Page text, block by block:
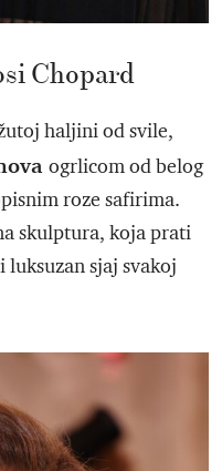
Chopard
haljini od svile,
ogrlicom od belog
roze safirima.
skulptura, koja prati
sjaj svakoj